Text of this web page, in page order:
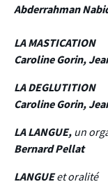
Abderrahman
LA MASTICATION
Caroline Gorin,
LA DEGLUTITION
Caroline Gorin,
LA LANGUE, un
Bernard Pellat
LANGUE et oralité